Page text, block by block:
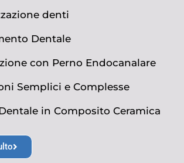
denti
Dentale
con Perno Endocanalare
Semplici e Complesse
in Composito Ceramica